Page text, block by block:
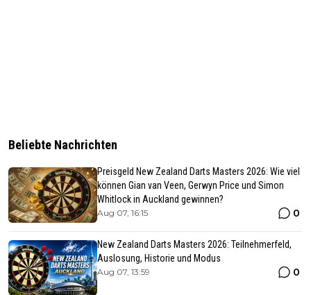
Beliebte Nachrichten
Preisgeld New Zealand Darts Masters 2026: Wie viel
können Gian van Veen, Gerwyn Price und Simon
Whitlock in Auckland gewinnen?
Aug 07, 16:15 0
New Zealand Darts Masters 2026: Teilnehmerfeld,
Auslosung, Historie und Modus
Aug 07, 13:59 0